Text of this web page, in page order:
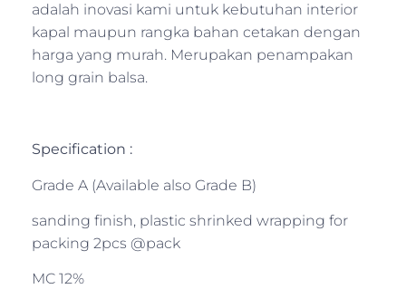
adalah inovasi kami untuk kebutuhan interior
kapal maupun rangka bahan cetakan dengan
harga yang murah. Merupakan penampakan
long grain balsa.
Specification :
Grade A (Available also Grade B)
sanding finish, plastic shrinked wrapping for
packing 2pcs @pack
MC 12%